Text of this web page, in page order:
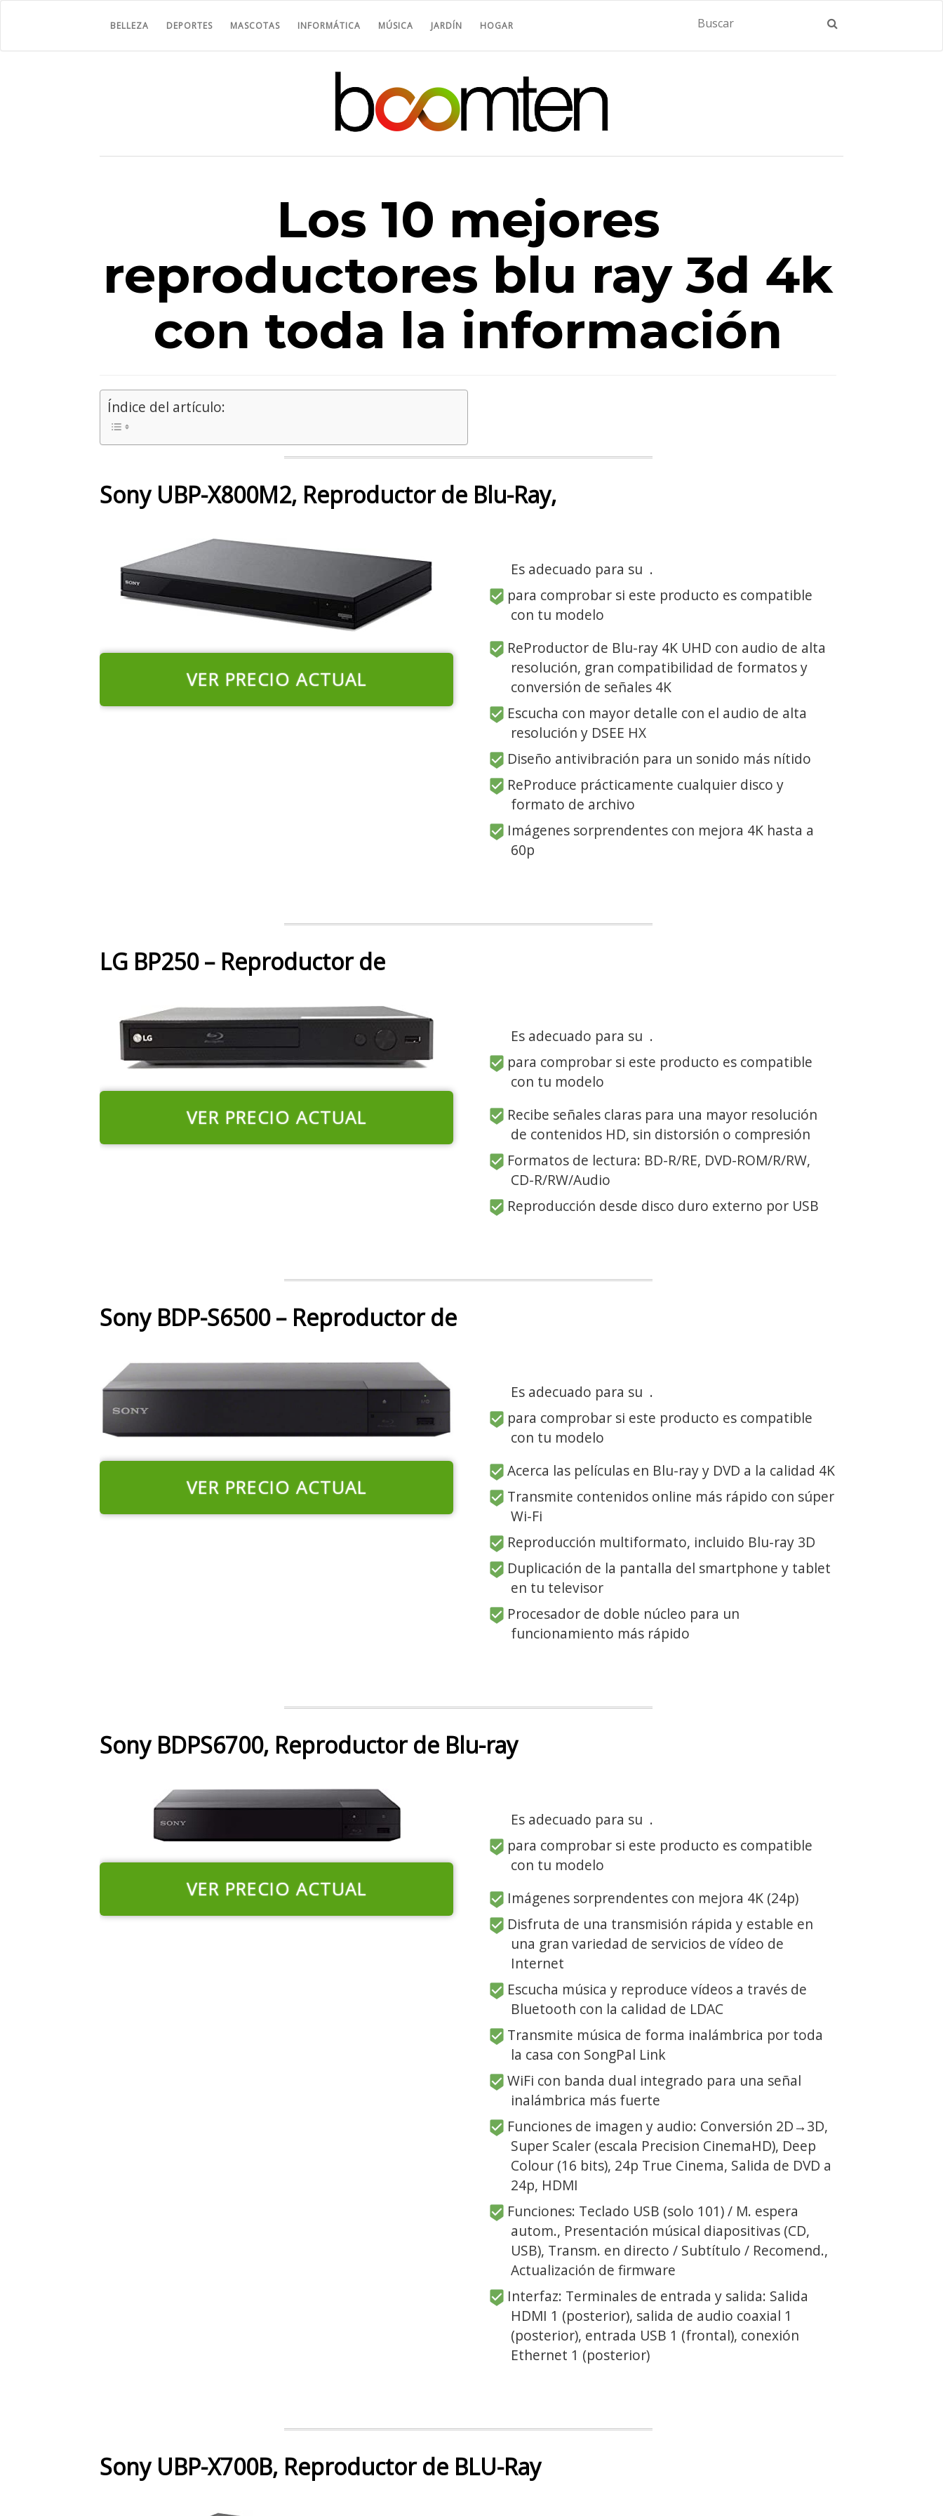
BELLEZA DEPORTES MASCOTAS INFORMÁTICA MÚSICA JARDÍN HOGAR
Los 10 mejores
reproductores blu ray 3d 4k
con toda la información
Índice del artículo:
Sony UBP-X800M2, Reproductor de Blu-Ray,
VER PRECIO ACTUAL
Es adecuado para su .
para comprobar si este producto es compatible
con tu modelo
ReProductor de Blu-ray 4K UHD con audio de alta
resolución, gran compatibilidad de formatos y
conversión de señales 4K
Escucha con mayor detalle con el audio de alta
resolución y DSEE HX
Diseño antivibración para un sonido más nítido
ReProduce prácticamente cualquier disco y
formato de archivo
Imágenes sorprendentes con mejora 4K hasta a
60p
LG BP250 – Reproductor de
VER PRECIO ACTUAL
Es adecuado para su .
para comprobar si este producto es compatible
con tu modelo
Recibe señales claras para una mayor resolución
de contenidos HD, sin distorsión o compresión
Formatos de lectura: BD-R/RE, DVD-ROM/R/RW,
CD-R/RW/Audio
Reproducción desde disco duro externo por USB
Sony BDP-S6500 – Reproductor de
VER PRECIO ACTUAL
Es adecuado para su .
para comprobar si este producto es compatible
con tu modelo
Acerca las películas en Blu-ray y DVD a la calidad 4K
Transmite contenidos online más rápido con súper
Wi-Fi
Reproducción multiformato, incluido Blu-ray 3D
Duplicación de la pantalla del smartphone y tablet
en tu televisor
Procesador de doble núcleo para un
funcionamiento más rápido
Sony BDPS6700, Reproductor de Blu-ray
VER PRECIO ACTUAL
Es adecuado para su .
para comprobar si este producto es compatible
con tu modelo
Imágenes sorprendentes con mejora 4K (24p)
Disfruta de una transmisión rápida y estable en
una gran variedad de servicios de vídeo de
Internet
Escucha música y reproduce vídeos a través de
Bluetooth con la calidad de LDAC
Transmite música de forma inalámbrica por toda
la casa con SongPal Link
WiFi con banda dual integrado para una señal
inalámbrica más fuerte
Funciones de imagen y audio: Conversión 2D→3D,
Super Scaler (escala Precision CinemaHD), Deep
Colour (16 bits), 24p True Cinema, Salida de DVD a
24p, HDMI
Funciones: Teclado USB (solo 101) / M. espera
autom., Presentación músical diapositivas (CD,
USB), Transm. en directo / Subtítulo / Recomend.,
Actualización de firmware
Interfaz: Terminales de entrada y salida: Salida
HDMI 1 (posterior), salida de audio coaxial 1
(posterior), entrada USB 1 (frontal), conexión
Ethernet 1 (posterior)
Sony UBP-X700B, Reproductor de BLU-Ray